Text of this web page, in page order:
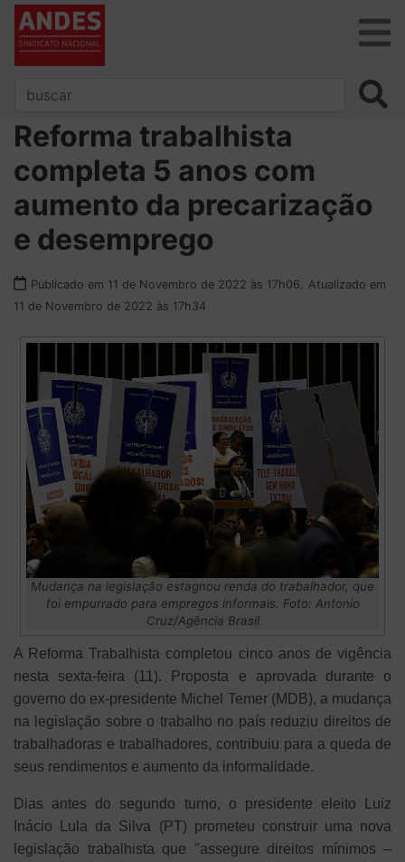
Reforma trabalhista
completa 5 anos com
aumento da precarização
e desemprego
Publicado em 11 de Novembro de 2022 às 17h06.
Atualizado em
11 de Novembro de 2022 às 17h34
Mudança na legislação estagnou renda do trabalhador, que
foi empurrado para empregos informais. Foto: Antonio
Cruz/Agência Brasil
A Reforma Trabalhista completou cinco anos de vigência
nesta sexta-feira (11). Proposta e aprovada durante o
governo do ex-presidente Michel Temer (MDB), a mudança
na legislação sobre o trabalho no país reduziu direitos de
trabalhadoras e trabalhadores, contribuiu para a queda de
seus rendimentos e aumento da informalidade.
Dias antes do segundo turno, o presidente eleito Luiz
Inácio Lula da Silva (PT) prometeu construir uma nova
legislação trabalhista que "assegure direitos mínimos –